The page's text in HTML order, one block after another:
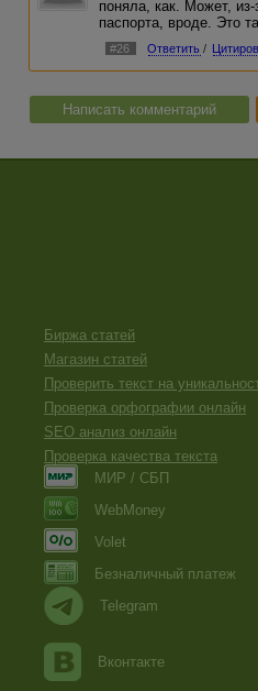
поняла, как. Может,
паспорта, вроде. Это
#26 Ответить /
Написать комментарий
Биржа статей
Магазин статей
Проверить текст на
Проверка орфографии онлайн
SEO анализ онлайн
Проверка качества текста
МИР / СБП
WebMoney
Volet
Безналичный платеж
Telegram
Вконтакте